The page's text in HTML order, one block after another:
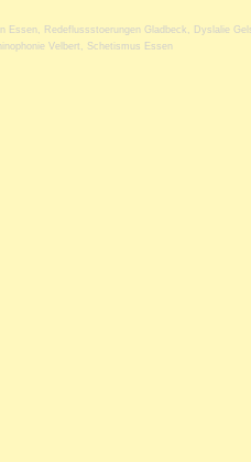
Essen, Redeflussstoerungen Gladbeck , Dyslalie
Velbert , Schetismus Essen